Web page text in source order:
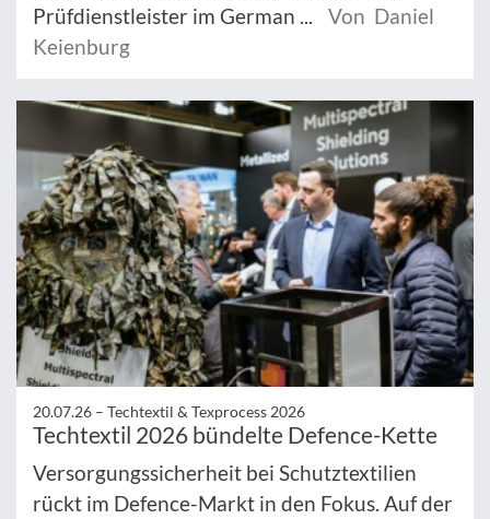
Prüfdienstleister im German ...
Von Daniel
Keienburg
20.07.26 – Techtextil & Texprocess 2026
Techtextil 2026 bündelte Defence-Kette
Versorgungssicherheit bei Schutztextilien
rückt im Defence-Markt in den Fokus. Auf der